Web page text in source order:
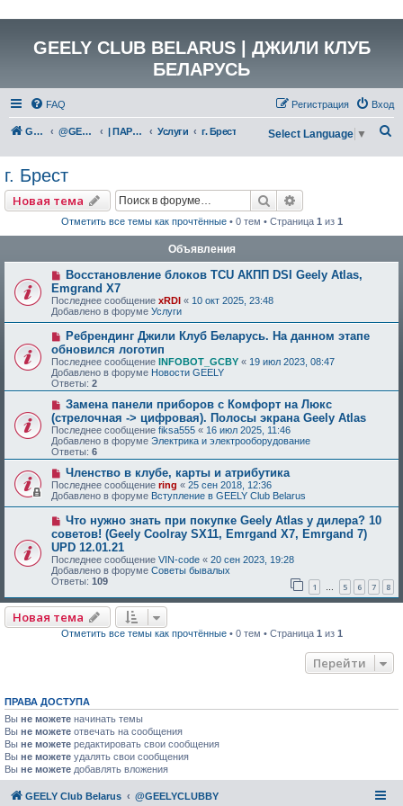
GEELY CLUB BELARUS | ДЖИЛИ КЛУБ
БЕЛАРУСЬ
FAQ Вход
Регистрация
GEELY Club Belarus @GEELYCLUBBY | ПАРТНЕРЫ КЛУБА Услуги г. Брест Select Language ▼
г. Брест
Новая тема Поиск
Отметить все темы как прочтённые• 0 тем • Страница 1 из 1
Объявления
Восстановление блоков TCU АКПП DSI Geely Atlas,
Emgrand X7
Последнее сообщение xRDI « 10 окт 2025, 23:48
Добавлено в форуме Услуги
Ребрендинг Джили Клуб Беларусь. На данном этапе
обновился логотип
Последнее сообщение INFOBOT_GCBY « 19 июл 2023, 08:47
Добавлено в форуме Новости GEELY
Ответы: 2
Замена панели приборов с Комфорт на Люкс
(стрелочная -> цифровая). Полосы экрана Geely Atlas
Последнее сообщение fiksa555 « 16 июл 2025, 11:46
Добавлено в форуме Электрика и электрооборудование
Ответы: 6
Членство в клубе, карты и атрибутика
Последнее сообщение ring « 25 сен 2018, 12:36
Добавлено в форуме Вступление в GEELY Club Belarus
Что нужно знать при покупке Geely Atlas у дилера? 10
советов! (Geely Coolray SX11, Emrgand X7, Emrgand 7)
UPD 12.01.21
Последнее сообщение VIN-code « 20 сен 2023, 19:28
Добавлено в форуме Советы бывалых
Ответы: 109 1 … 5 6 7 8
Новая тема
Отметить все темы как прочтённые• 0 тем • Страница 1 из 1
Перейти
ПРАВА ДОСТУПА
Вы не можете начинать темы
Вы не можете отвечать на сообщения
Вы не можете редактировать свои сообщения
Вы не можете удалять свои сообщения
Вы не можете добавлять вложения
GEELY Club Belarus @GEELYCLUBBY